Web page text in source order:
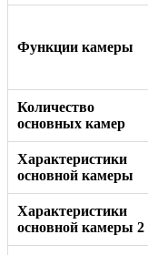
Функции камеры
Количество
основных камер
Характеристики
основной камеры
Характеристики
основной камеры 2